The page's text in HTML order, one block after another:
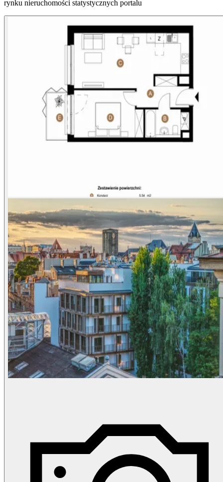
rynku nieruchomości statystycznych portalu